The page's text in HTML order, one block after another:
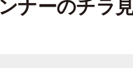
ナーのチラ